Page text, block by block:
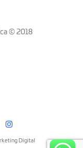
© 2018
Digital